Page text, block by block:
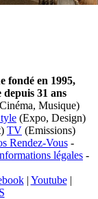
fondé en 1995,
31 ans
Musique)
(Expo, Design)
TV (Emissions)
Rendez-Vous-
légales -
| Youtube|